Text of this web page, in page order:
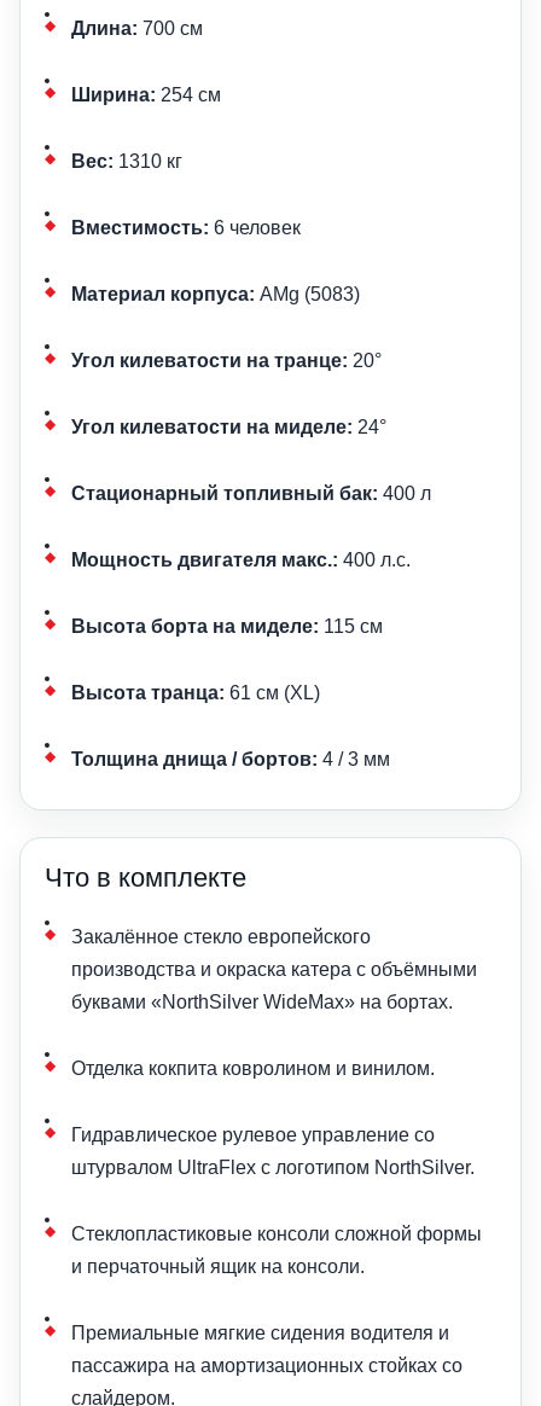
Длина: 700 см
Ширина: 254 см
Вес: 1310 кг
Вместимость: 6 человек
Материал корпуса: AMg (5083)
Угол килеватости на транце: 20°
Угол килеватости на миделе: 24°
Стационарный топливный бак: 400 л
Мощность двигателя макс.: 400 л.с.
Высота борта на миделе: 115 см
Высота транца: 61 см (XL)
Толщина днища / бортов: 4 / 3 мм
Что в комплекте
Закалённое стекло европейского
производства и окраска катера с объёмными
буквами «NorthSilver WideMax» на бортах.
Отделка кокпита ковролином и винилом.
Гидравлическое рулевое управление со
штурвалом UltraFlex с логотипом NorthSilver.
Стеклопластиковые консоли сложной формы
и перчаточный ящик на консоли.
Премиальные мягкие сидения водителя и
пассажира на амортизационных стойках со
слайдером.